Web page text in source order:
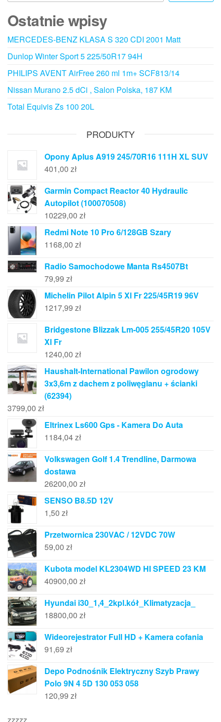
Ostatnie wpisy
MERCEDES-BENZ KLASA S 320 CDI 2001 Matt
Dunlop Winter Sport 5 225/50R17 94H
PHILIPS AVENT AirFree 260 ml 1m+ SCF813/14
Nissan Murano 2.5 dCi , Salon Polska, 187 KM
Total Equivis Zs 100 20L
PRODUKTY
Opony Aplus A919 245/70R16 111H XL SUV
401,00 zł
Garmin Compact Reactor 40 Hydraulic
Autopilot (100070508)
10229,00 zł
Redmi Note 10 Pro 6/128GB Szary
1168,00 zł
Radio Samochodowe Manta Rs4507Bt
79,99 zł
Michelin Pilot Alpin 5 Xl Fr 225/45R19 96V
1217,99 zł
Bridgestone Blizzak Lm-005 255/45R20 105V
Xl Fr
1240,00 zł
Haushalt-International Pawilon ogrodowy
3x3,6m z dachem z poliwęglanu + ścianki
(62394)
3799,00 zł
Eltrinex Ls600 Gps - Kamera Do Auta
1184,04zł
Volkswagen Golf 1.4 Trendline, Darmowa
dostawa
26200,00 zł
SENSO B8.5D 12V
1,50 zł
Przetwornica 230VAC / 12VDC 70W
59,00 zł
Kubota model KL2304WD HI SPEED 23 KM
40900,00 zł
Hyundai i30_1,4_2kpl.kół_Klimatyzacja_
18800,00 zł
Wideorejestrator Full HD + Kamera cofania
91,69 zł
Depo Podnośnik Elektryczny Szyb Prawy
Polo 9N 4 5D 130 053 058
120,99 zł